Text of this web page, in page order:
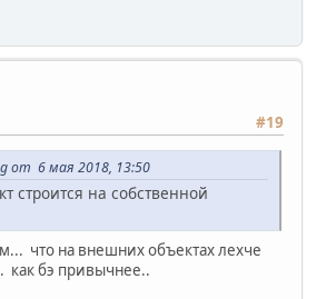
#19
от 6 мая 2018, 13:50
строится на собственной
что на внешних объектах лехче
как бэ привычнее..